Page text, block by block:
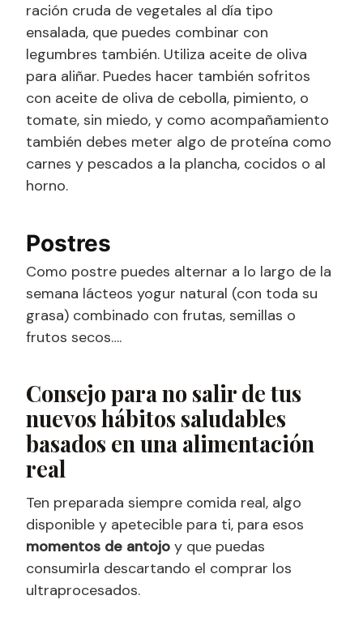
ración cruda de vegetales al día tipo
ensalada, que puedes combinar con
legumbres también. Utiliza aceite de oliva
para aliñar. Puedes hacer también sofritos
con aceite de oliva de cebolla, pimiento, o
tomate, sin miedo, y como acompañamiento
también debes meter algo de proteína como
carnes y pescados a la plancha, cocidos o al
horno.
Postres
Como postre puedes alternar a lo largo de la
semana lácteos yogur natural (con toda su
grasa) combinado con frutas, semillas o
frutos secos….
Consejo para no salir de tus
nuevos hábitos saludables
basados en una alimentación
real
Ten preparada siempre comida real, algo
disponible y apetecible para ti, para esos
momentos de antojo y que puedas
consumirla descartando el comprar los
ultraprocesados.